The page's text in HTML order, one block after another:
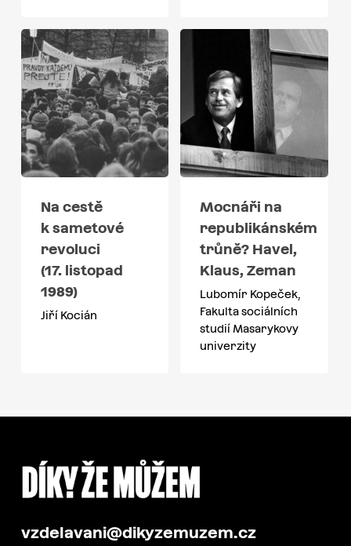
Na cestě
k sametové
revoluci
(17. listopad
1989)
Jiří Kocián
Mocnáři na
republikánském
trůně? Havel,
Klaus, Zeman
Lubomír Kopeček,
Fakulta sociálních
studií Masarykovy
univerzity
vzdelavani@dikyzemuzem.cz